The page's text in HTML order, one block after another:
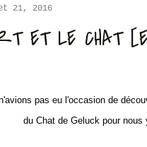
21, 2016
ET LE CHAT
pas eu l'occasion de
du Chat de Geluck pour